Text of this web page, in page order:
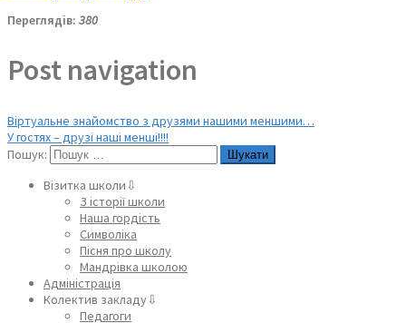
Переглядів: 380
Post navigation
Віртуальне знайомство з друзями нашими меншими…
У гостях – друзі наші менші!!!!
Пошук:
Візитка школи⇩
З історії школи
Наша гордість
Символіка
Пісня про школу
Мандрівка школою
Адміністрація
Колектив закладу⇩
Педагоги